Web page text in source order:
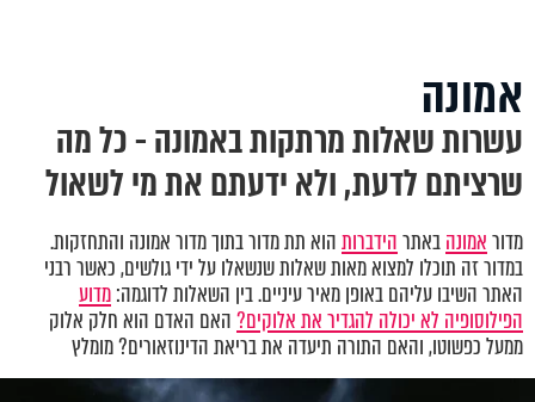
אמונה
עשרות שאלות מרתקות באמונה - כל מה
שרציתם לדעת, ולא ידעתם את מי לשאול
מדוראמונהבאתרהידברותהוא תת מדור בתוך מדור אמונה והתחזקות.
במדור זה תוכלו למצוא מאות שאלות שנשאלו על ידי גולשים, כאשר רבני
האתר השיבו עליהם באופן מאיר עיניים. בין השאלות לדוגמה:מדוע
הפילוסופיה לא יכולה להגדיר את אלוקים?האם האדם הוא חלק אלוק
ממעל כפשוטו, והאם התורה תיעדה את בריאת הדינוזאורים? מומלץ